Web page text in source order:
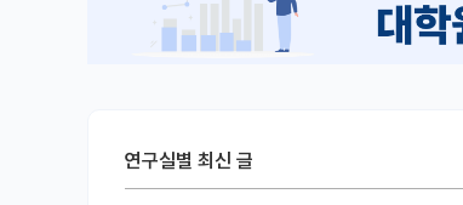
연구실별 최신 글